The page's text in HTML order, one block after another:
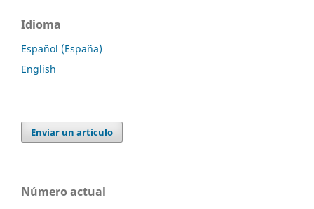
Idioma
Español (España)
English
Enviar un artículo
Número actual